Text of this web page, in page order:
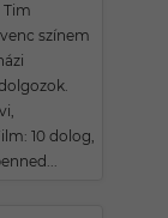
Tim
színem
10 dolog,